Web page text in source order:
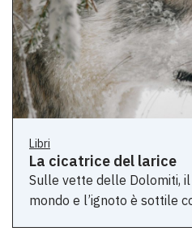
Libri
La cicatrice del larice
Sulle vette delle Dolomiti,
mondo e l’ignoto è sottile